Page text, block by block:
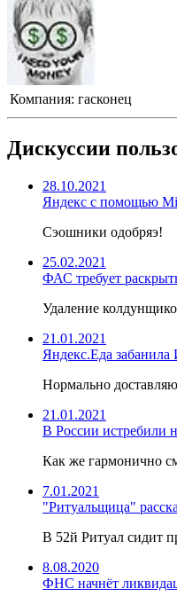
Компания: гасконец
Дискуссии
28.10.2021
Яндекс с помощью
Сэошники одобряэ!
25.02.2021
ФАС требует
Удаление
21.01.2021
Яндекс.Еда забанила
Нормально
21.01.2021
В России истребили
Как же гармонично
7.01.2021
"Ритуальщица"
В 52й Ритуал сидит
8.08.2020
ФНС начнёт